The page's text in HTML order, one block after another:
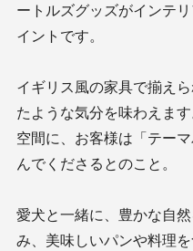
ートルズグッズがインテ
イントです。
イギリス風の家具で揃え
たような気分を味わえま
空間に、お客様は「テー
んでくださるとのこと。
愛犬と一緒に、豊かな自
み、美味しいパンや料理